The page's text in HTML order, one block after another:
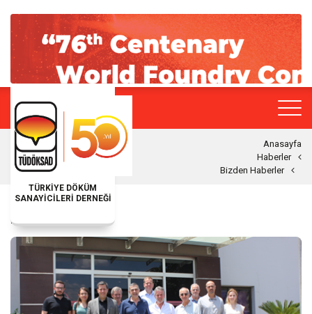
TÜRKİYE DÖKÜM
SANAYİCİLERİ DERNEĞİ
Anasayfa
Haberler
Bizden Haberler
BIZDEN HABERLER